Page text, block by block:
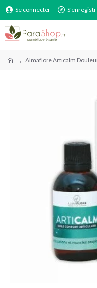
Se connecter
Almaflore Articalm